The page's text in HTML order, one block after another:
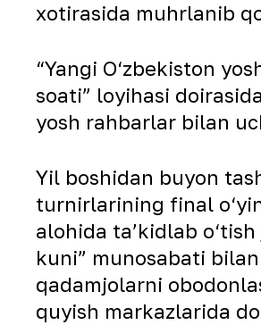
xotirasida muhrlanib
“Yangi O‘zbekiston
soati” loyihasi
yosh rahbarlar bilan
Yil boshidan buyon
turnirlarining final
alohida taʼkidlab
kuni” munosabati
qadamjolarni
quyish markazlarida